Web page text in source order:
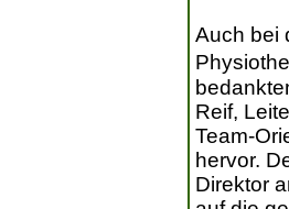
Auch bei
Reif,
Team-
hervor.
Direktor